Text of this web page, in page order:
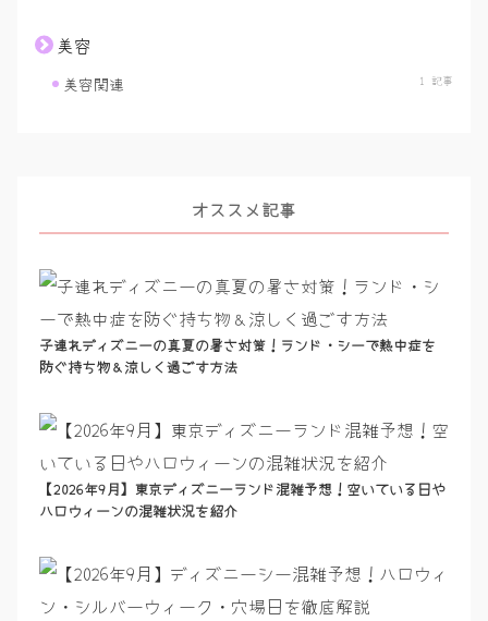
美容
美容関連 1 記事
オススメ記事
子連れディズニーの真夏の暑さ対策！ランド・シーで熱中症を
防ぐ持ち物＆涼しく過ごす方法
【2026年9月】東京ディズニーランド混雑予想！空いている日や
ハロウィーンの混雑状況を紹介